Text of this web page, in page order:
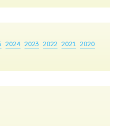
2024 2023 2022 2021 2020